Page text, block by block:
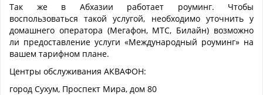
Так же в Абхазии работает роуминг. Чтобы
воспользоваться такой услугой, необходимо уточнить у
домашнего оператора (Мегафон, МТС, Билайн) возможно
ли предоставление услуги «Международный роуминг» на
вашем тарифном плане.
Центры обслуживания АКВАФОН:
город Сухум, Проспект Мира, дом 80